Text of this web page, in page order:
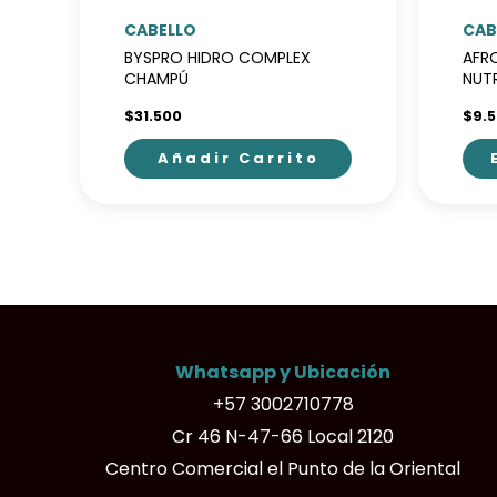
CABELLO
BYSPRO HIDRO COMPLEX
CHAMPÚ
$31.500
Añadir Carrito
$
Whatsapp y Ubicación
+57 3002710778
Cr 46 N-47-66 Local 2120
Centro Comercial el Punto de la Oriental